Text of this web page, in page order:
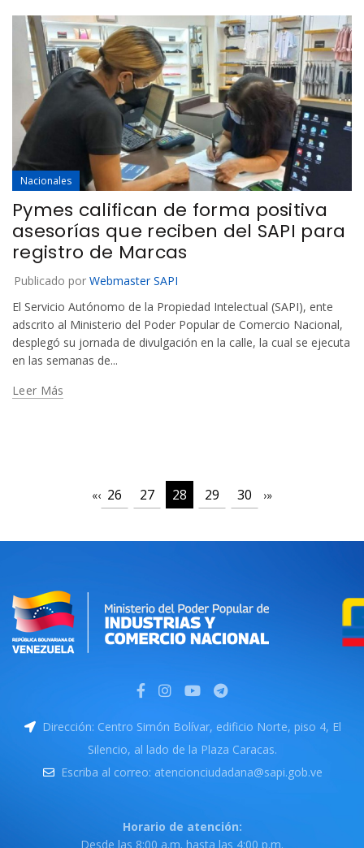
Nacionales
Pymes califican de forma positiva
asesorías que reciben del SAPI para
registro de Marcas
Publicado por Webmaster SAPI
El Servicio Autónomo de la Propiedad Intelectual (SAPI), ente
adscrito al Ministerio del Poder Popular de Comercio Nacional,
desplegó su jornada de divulgación en la calle, la cual se ejecuta
en las semanas de...
Leer Más
«‹ 26 27 28 29 30 ›»
Dirección: Centro Simón Bolívar, edificio Norte, piso 4, El
Silencio, al lado de la Plaza Caracas.
Escriba al correo: atencionciudadana@sapi.gob.ve
Horario de atención:
Desde las 8:00 a.m. hasta las 4:00 p.m.